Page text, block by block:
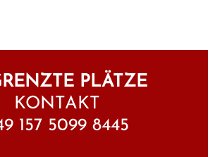
PLÄTZE
KONTAKT
157 5099 8445